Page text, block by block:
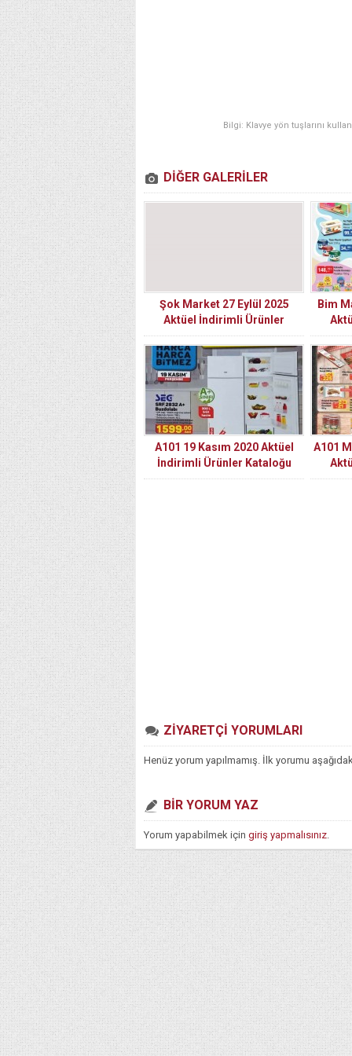
Bilgi: Klavye yön tuşlarını
DİĞER GALERİLER
Şok Market 27 Eylül 2025
Aktüel İndirimli Ürünler
Kataloğu
Bim
A101 19 Kasım 2020 Aktüel
İndirimli Ürünler Kataloğu
A101
ZİYARETÇİ YORUMLARI
Henüz yorum yapılmamış. İlk yorumu
BİR YORUM YAZ
Yorum yapabilmek için giriş yapmalısınız